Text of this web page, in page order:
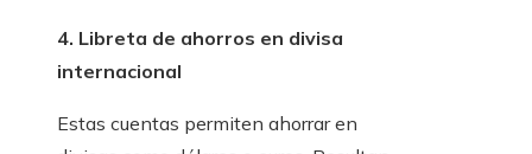
4. Libreta de ahorros en divisa
internacional
Estas cuentas permiten ahorrar en